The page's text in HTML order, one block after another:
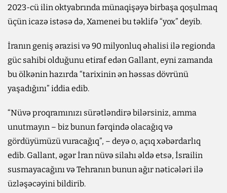
2023-cü ilin oktyabrında münaqişəyə birbaşa qoşulmaq
üçün icazə istəsə də, Xamenei bu təklifə “yox” deyib.
İranın geniş ərazisi və 90 milyonluq əhalisi ilə regionda
güc sahibi olduğunu etiraf edən Gallant, eyni zamanda
bu ölkənin hazırda “tarixinin ən həssas dövrünü
yaşadığını” iddia edib.
“Nüvə proqramınızı sürətləndirə bilərsiniz, amma
unutmayın – biz bunun fərqində olacağıq və
gördüyümüzü vuracağıq”, – deyə o, açıq xəbərdarlıq
edib. Gallant, əgər İran nüvə silahı əldə etsə, İsrailin
susmayacağını və Tehranın bunun ağır nəticələri ilə
üzləşəcəyini bildirib.